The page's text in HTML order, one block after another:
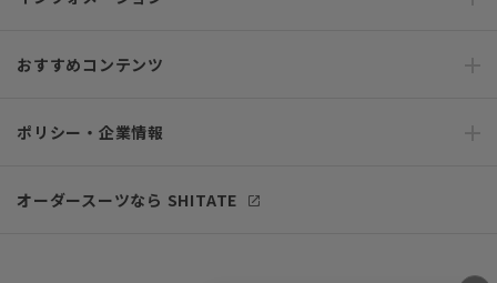
おすすめコンテンツ
ポリシー・企業情報
オーダースーツなら SHITATE